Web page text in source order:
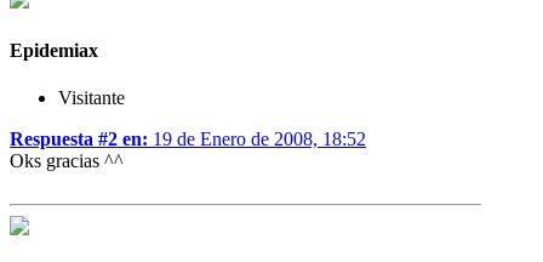
Epidemiax
Visitante
Respuesta #2 en: 19 de Enero de 2008, 18:52
Oks gracias ^^